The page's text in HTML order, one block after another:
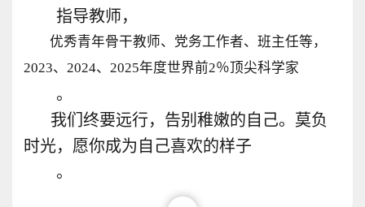
指导教师，
优秀青年骨干教师、党务工作者、班主任等，
2023、2024、2025年度世界前2％顶尖科学家
。
我们终要远行，告别稚嫩的自己。莫负
时光，愿你成为自己喜欢的样子
。